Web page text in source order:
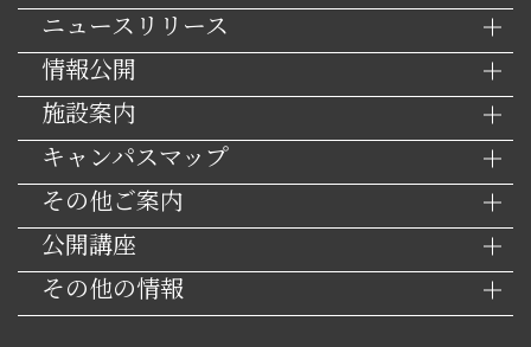
ニュースリリース
情報公開
施設案内
キャンパスマップ
その他ご案内
公開講座
その他の情報